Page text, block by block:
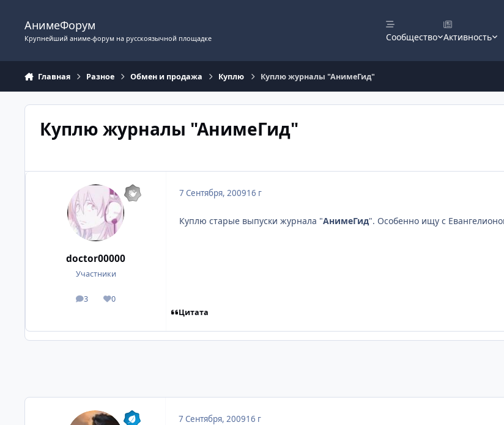
АнимеФорум
Крупнейший аниме-форум на русскоязычной площадке Сообщество Активность
Главная Разное Обмен и продажа Куплю Куплю журналы "АнимеГид"
Куплю журналы "АнимеГид"
doctor00000
Участники
3
посты 0
Репутация
7 Сентября, 200916 г
Куплю старые выпуски журнала "АнимеГид". Особенно ищу с
Цитата
7 Сентября, 200916 г